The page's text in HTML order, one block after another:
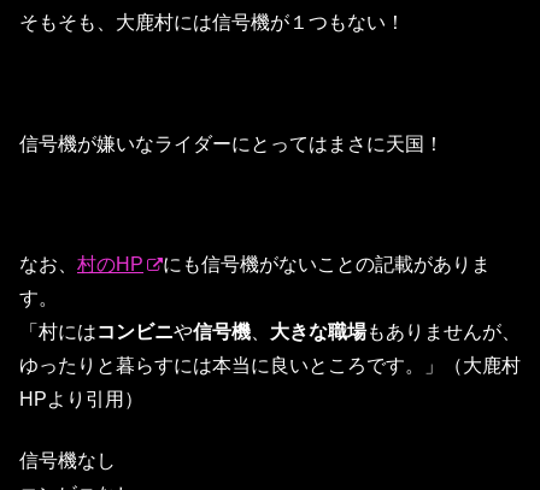
そもそも、大鹿村には信号機が１つもない！
信号機が嫌いなライダーにとってはまさに天国！
なお、 村のHP
にも信号機がないことの記載がありま
す。
「村にはコンビニや信号機、 大きな職場もありませんが、
ゆったりと暮らすには本当に良いところです。」（大鹿村
HPより引用）
信号機なし